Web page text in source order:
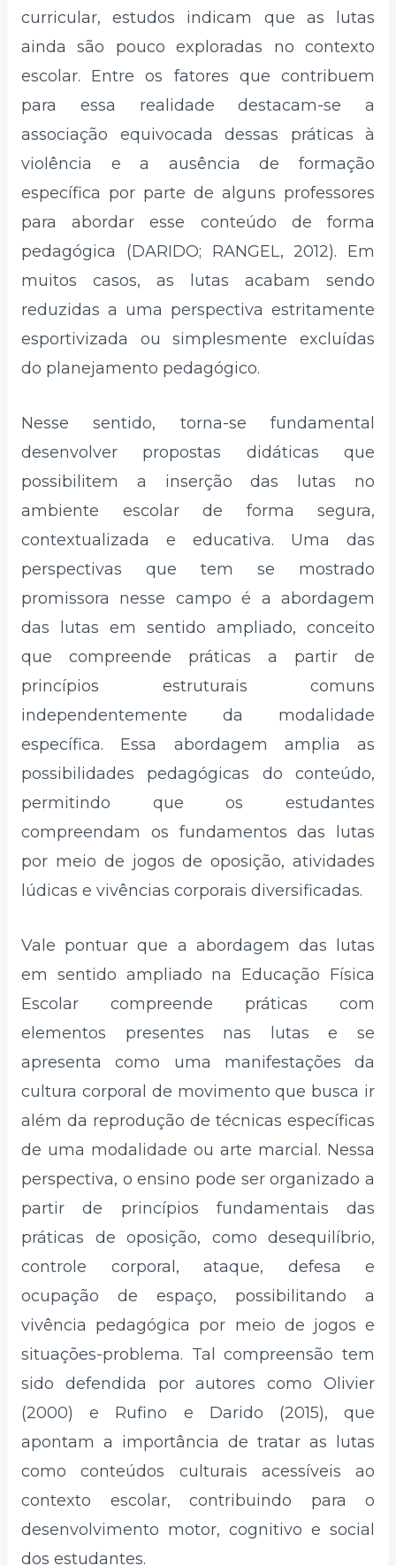
curricular, estudos indicam que as lutas
ainda são pouco exploradas no contexto
escolar. Entre os fatores que contribuem
para essa realidade destacam-se a
associação equivocada dessas práticas à
violência e a ausência de formação
específica por parte de alguns professores
para abordar esse conteúdo de forma
pedagógica (DARIDO; RANGEL, 2012). Em
muitos casos, as lutas acabam sendo
reduzidas a uma perspectiva estritamente
esportivizada ou simplesmente excluídas
do planejamento pedagógico.
Nesse sentido, torna-se fundamental
desenvolver propostas didáticas que
possibilitem a inserção das lutas no
ambiente escolar de forma segura,
contextualizada e educativa. Uma das
perspectivas que tem se mostrado
promissora nesse campo é a abordagem
das lutas em sentido ampliado, conceito
que compreende práticas a partir de
princípios estruturais comuns
independentemente da modalidade
específica. Essa abordagem amplia as
possibilidades pedagógicas do conteúdo,
permitindo que os estudantes
compreendam os fundamentos das lutas
por meio de jogos de oposição, atividades
lúdicas e vivências corporais diversificadas.
Vale pontuar que a abordagem das lutas
em sentido ampliado na Educação Física
Escolar compreende práticas com
elementos presentes nas lutas e se
apresenta como uma manifestações da
cultura corporal de movimento que busca ir
além da reprodução de técnicas específicas
de uma modalidade ou arte marcial. Nessa
perspectiva, o ensino pode ser organizado a
partir de princípios fundamentais das
práticas de oposição, como desequilíbrio,
controle corporal, ataque, defesa e
ocupação de espaço, possibilitando a
vivência pedagógica por meio de jogos e
situações-problema. Tal compreensão tem
sido defendida por autores como Olivier
(2000) e Rufino e Darido (2015), que
apontam a importância de tratar as lutas
como conteúdos culturais acessíveis ao
contexto escolar, contribuindo para o
desenvolvimento motor, cognitivo e social
dos estudantes.